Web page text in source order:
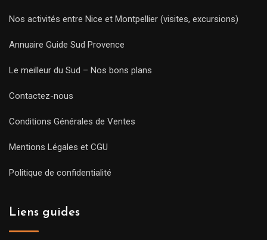
Nos activités entre Nice et Montpellier (visites, excursions)
Annuaire Guide Sud Provence
Le meilleur du Sud – Nos bons plans
Contactez-nous
Conditions Générales de Ventes
Mentions Légales et CGU
Politique de confidentialité
Liens guides